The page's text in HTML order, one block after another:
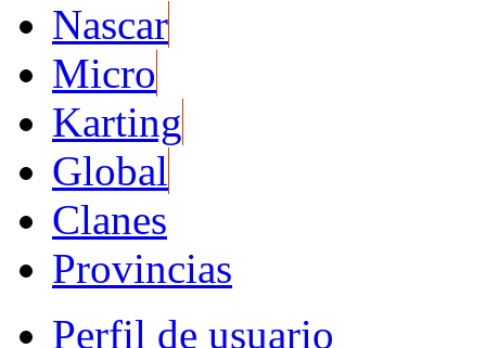
Nascar
Micro
Karting
Global
Clanes
Provincias
Perfil de usuario